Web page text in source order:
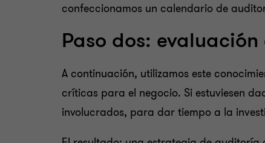
confeccionamos un calendario de
Paso dos:
A continuación, utilizamos este
críticas para el negocio. Si estuviesen
involucrados, para dar tiempo a la